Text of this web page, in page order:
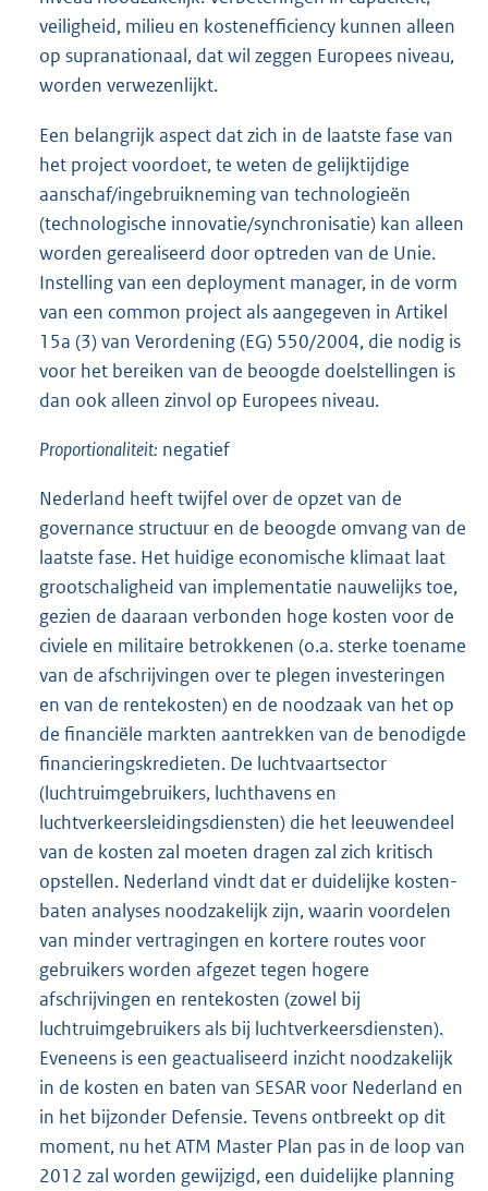
veiligheid, milieu en kostenefficiency kunnen alleen
op supranationaal, dat wil zeggen Europees niveau,
worden verwezenlijkt.
Een belangrijk aspect dat zich in de laatste fase van
het project voordoet, te weten de gelijktijdige
aanschaf/ingebruikneming van technologieën
(technologische innovatie/synchronisatie) kan alleen
worden gerealiseerd door optreden van de Unie.
Instelling van een deployment manager, in de vorm
van een common project als aangegeven in Artikel
15a (3) van Verordening (EG) 550/2004, die nodig is
voor het bereiken van de beoogde doelstellingen is
dan ook alleen zinvol op Europees niveau.
Proportionaliteit: negatief
Nederland heeft twijfel over de opzet van de
governance structuur en de beoogde omvang van de
laatste fase. Het huidige economische klimaat laat
grootschaligheid van implementatie nauwelijks toe,
gezien de daaraan verbonden hoge kosten voor de
civiele en militaire betrokkenen (o.a. sterke toename
van de afschrijvingen over te plegen investeringen
en van de rentekosten) en de noodzaak van het op
de financiële markten aantrekken van de benodigde
financieringskredieten. De luchtvaartsector
(luchtruimgebruikers, luchthavens en
luchtverkeersleidingsdiensten) die het leeuwendeel
van de kosten zal moeten dragen zal zich kritisch
opstellen. Nederland vindt dat er duidelijke kosten-
baten analyses noodzakelijk zijn, waarin voordelen
van minder vertragingen en kortere routes voor
gebruikers worden afgezet tegen hogere
afschrijvingen en rentekosten (zowel bij
luchtruimgebruikers als bij luchtverkeersdiensten).
Eveneens is een geactualiseerd inzicht noodzakelijk
in de kosten en baten van SESAR voor Nederland en
in het bijzonder Defensie. Tevens ontbreekt op dit
moment, nu het ATM Master Plan pas in de loop van
2012 zal worden gewijzigd, een duidelijke planning